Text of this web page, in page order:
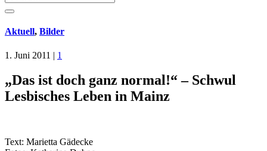
Aktuell, Bilder
1. Juni 2011 | 1
„Das ist doch ganz normal!“ – Schwul
Lesbisches Leben in Mainz
Text: Marietta Gädecke